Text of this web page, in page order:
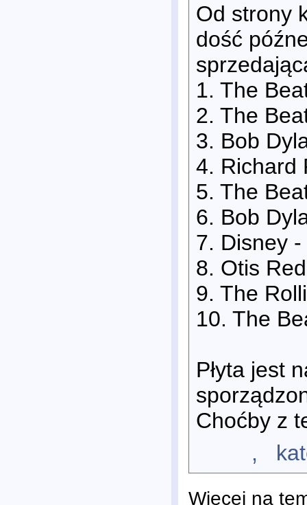
Od strony
dość
1. The
2. The
3. Bob
4. Richard
5. The
6. Bob
7. Disney
8. Otis
9. The
10. The
Płyta jest
Choćby z
,
Więcej na